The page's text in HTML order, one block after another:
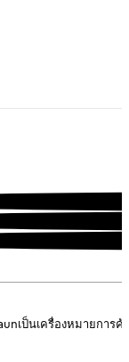
เป็นเครื่องหมายการ